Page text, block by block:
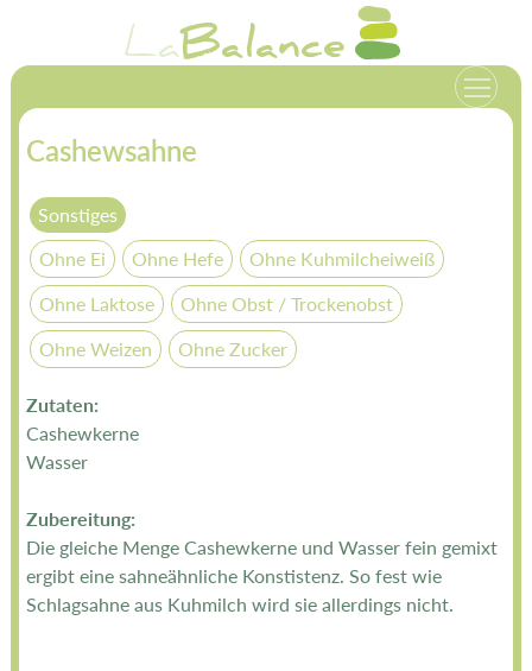
springen
LaBalance
Cashewsahne
Sonstiges
Ohne Ei
Ohne Hefe
Ohne Kuhmilcheiweiß
Ohne Laktose
Ohne Obst / Trockenobst
Ohne Weizen
Ohne Zucker
Zutaten:
Cashewkerne
Wasser
Zubereitung:
Die gleiche Menge Cashewkerne und Wasser fein gemixt
ergibt eine sahneähnliche Konstistenz. So fest wie
Schlagsahne aus Kuhmilch wird sie allerdings nicht.